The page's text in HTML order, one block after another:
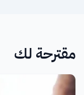
مقترحة لك